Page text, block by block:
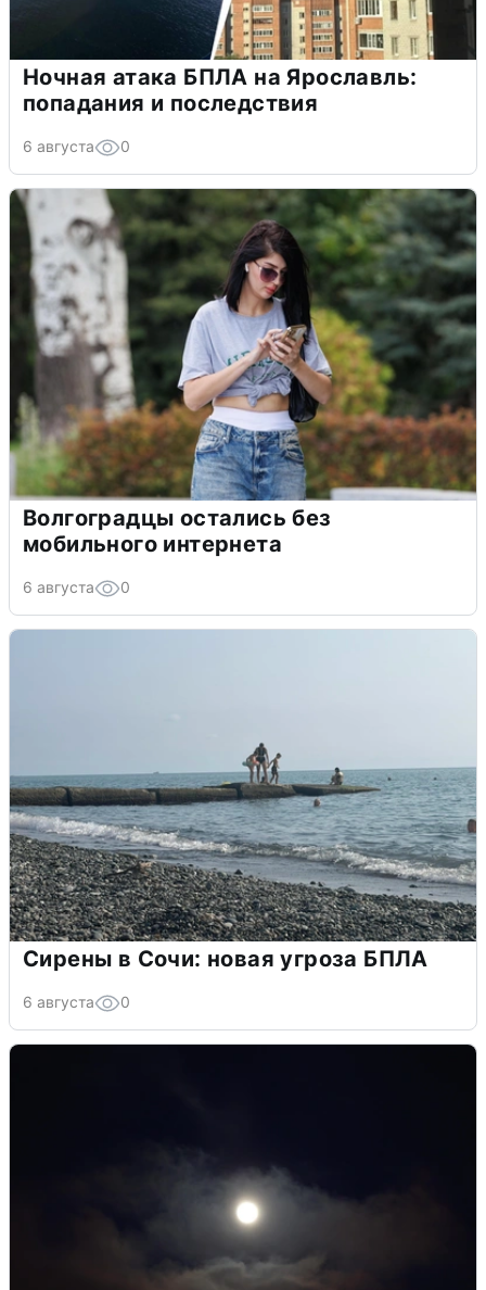
Ночная атака БПЛА на Ярославль:
попадания и последствия
6 августа 0
Волгоградцы остались без
мобильного интернета
6 августа 0
Сирены в Сочи: новая угроза БПЛА
6 августа 0